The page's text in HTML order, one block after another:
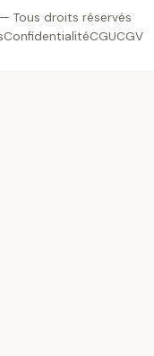
Tous droits réservés
ConfidentialitéCGUCGV